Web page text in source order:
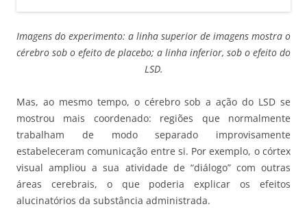
Imagens do experimento: a linha superior de imagens mostra o
cérebro sob o efeito de placebo; a linha inferior, sob o efeito do
LSD.
Mas, ao mesmo tempo, o cérebro sob a ação do LSD se
mostrou mais coordenado: regiões que normalmente
trabalham de modo separado improvisamente
estabeleceram comunicação entre si. Por exemplo, o córtex
visual ampliou a sua atividade de “diálogo” com outras
áreas cerebrais, o que poderia explicar os efeitos
alucinatórios da substância administrada.